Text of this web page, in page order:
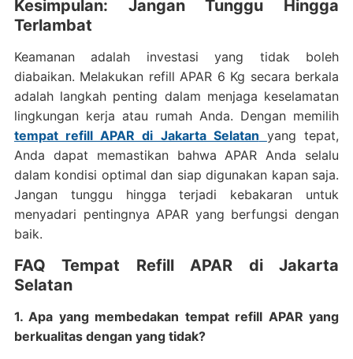
Kesimpulan: Jangan Tunggu Hingga
Terlambat
Keamanan adalah investasi yang tidak boleh
diabaikan. Melakukan refill APAR 6 Kg secara berkala
adalah langkah penting dalam menjaga keselamatan
lingkungan kerja atau rumah Anda. Dengan memilih
tempat refill APAR di Jakarta Selatan yang tepat,
Anda dapat memastikan bahwa APAR Anda selalu
dalam kondisi optimal dan siap digunakan kapan saja.
Jangan tunggu hingga terjadi kebakaran untuk
menyadari pentingnya APAR yang berfungsi dengan
baik.
FAQ Tempat Refill APAR di Jakarta
Selatan
1. Apa yang membedakan tempat refill APAR yang
berkualitas dengan yang tidak?